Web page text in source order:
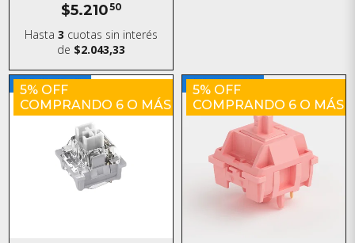
$5.21050
Hasta3 cuotas sin interés
de $2.043,33
5% OFF
COMPRANDO 6 O MÁS
5% OFF
COMPRANDO 6 O MÁS